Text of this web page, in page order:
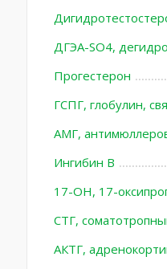
ДГЭА-SO4,
Прогестерон
ГСПГ, глобулин,
АМГ,
Ингибин В
17-ОН, 17-
СТГ,
АКТГ,